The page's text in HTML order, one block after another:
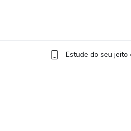
Estude do seu jeito